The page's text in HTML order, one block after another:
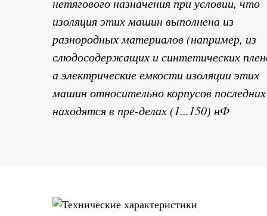
изоляция этих машин выполнена из
разнородных материалов (например, из
слюдосодержащих и синтетических
а электрические емкости изоляции этих
машин относительно корпусов последних
находятся в пре-делах (1...150) нФ